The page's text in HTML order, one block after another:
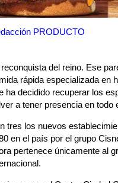
PRODUCTO
reconquista del reino. Ese
rápida especializada en
ha decidido recuperar los
a tener presencia en todo
tres los nuevos
en el país por el grupo
pertenece únicamente al